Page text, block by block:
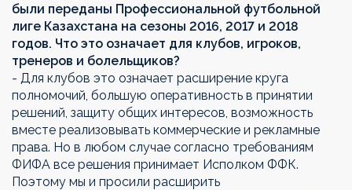
были переданы Профессиональной футбольной
лиге Казахстана на сезоны 2016, 2017 и 2018
годов. Что это означает для клубов, игроков,
тренеров и болельщиков?
- Для клубов это означает расширение круга
полномочий, большую оперативность в принятии
решений, защиту общих интересов, возможность
вместе реализовывать коммерческие и рекламные
права. Но в любом случае согласно требованиям
ФИФА все решения принимает Исполком ФФК.
Поэтому мы и просили расширить